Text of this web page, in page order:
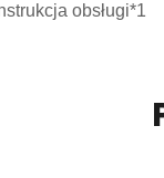
obsługi*1